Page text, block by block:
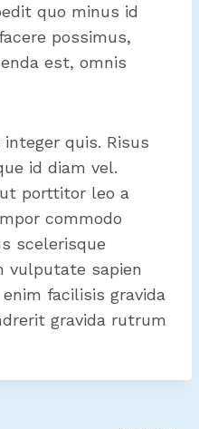
quo minus id
possimus,
est, omnis
quis. Risus
id diam vel.
porttitor leo a
commodo
scelerisque
vulputate sapien
facilisis gravida
gravida rutrum